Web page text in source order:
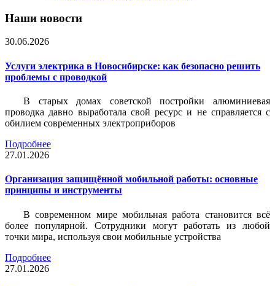
Наши новости
30.06.2026
Услуги электрика в Новосибирске: как безопасно решить
проблемы с проводкой
В старых домах советской постройки алюминиевая
проводка давно выработала свой ресурс и не справляется с
обилием современных электроприборов
Подробнее
27.01.2026
Организация защищённой мобильной работы: основные
принципы и инструменты
В современном мире мобильная работа становится всё
более популярной. Сотрудники могут работать из любой
точки мира, используя свои мобильные устройства
Подробнее
27.01.2026